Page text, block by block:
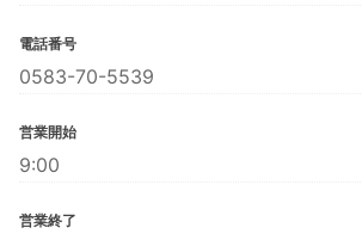
電話番号
0583-70-5539
営業開始
9:00
営業終了